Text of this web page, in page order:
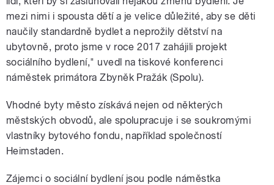
mezi nimi i spousta dětí a je velice důležité, aby se děti
naučily standardně bydlet a neprožily dětství na
ubytovně, proto jsme v roce 2017 zahájili projekt
sociálního bydlení," uvedl na tiskové konferenci
náměstek primátora Zbyněk Pražák (Spolu).
Vhodné byty město získává nejen od některých
městských obvodů, ale spolupracuje i se soukromými
vlastníky bytového fondu, například společností
Heimstaden.
Zájemci o sociální bydlení jsou podle náměstka